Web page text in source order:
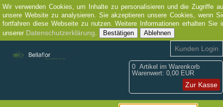
Wir verwenden Cookies, um Inhalte zu personalisieren und die Zugriffe
unsere Website zu analysieren. Sie akzeptieren unsere Cookies, wenn
fortfahren diese Webseite zu nutzen. Weitere Informationen erhalten Sie
unserer Datenschutzerklärung. Bestätigen Ablehnen
0 Artikel im Warenkorb
Warenwert: 0,00 EUR
Zur Kasse
Kunden Login